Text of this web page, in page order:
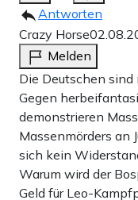
Antworten
Crazy Horse
Melden
Die Deutschen sind
Gegen
demonstrieren
Massenmörders an
sich kein
Warum wird der
Geld für Leo-